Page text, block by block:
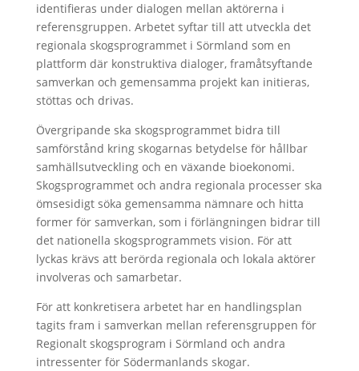
identifieras under dialogen mellan aktörerna i
referensgruppen. Arbetet syftar till att utveckla det
regionala skogsprogrammet i Sörmland som en
plattform där konstruktiva dialoger, framåtsyftande
samverkan och gemensamma projekt kan initieras,
stöttas och drivas.
Övergripande ska skogsprogrammet bidra till
samförstånd kring skogarnas betydelse för hållbar
samhällsutveckling och en växande bioekonomi.
Skogsprogrammet och andra regionala processer ska
ömsesidigt söka gemensamma nämnare och hitta
former för samverkan, som i förlängningen bidrar till
det nationella skogsprogrammets vision. För att
lyckas krävs att berörda regionala och lokala aktörer
involveras och samarbetar.
För att konkretisera arbetet har en handlingsplan
tagits fram i samverkan mellan referensgruppen för
Regionalt skogsprogram i Sörmland och andra
intressenter för Södermanlands skogar.